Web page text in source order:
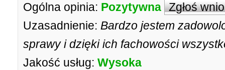
Ogólna opinia: Pozytywna Zgłoś
Uzasadnienie: Bardzo jestem
sprawy i dzięki ich fachowości
Jakość usług: Wysoka